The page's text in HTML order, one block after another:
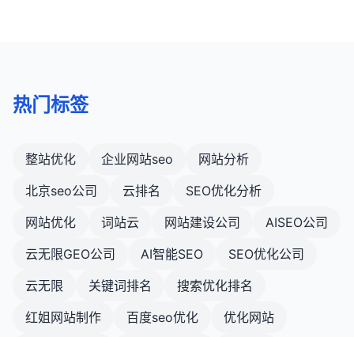
短期的排名变化。
热门标签
整站优化 企业网站seo
网站分析
北京seo公司
云排名
SEO优化分析
网站优化
词站云 网站建设公司
AISEO公司
云无限GEO公司
AI智能SEO
SEO优化公司
云无限
关键词排名
搜索优化排名
红姐网站制作
百度seo优化
优化网站